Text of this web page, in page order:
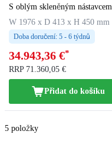
S oblým skleněným nástavcem
W 1976 x D 413 x H 450 mm
Doba doručení:5 - 6 týdnů
34.943,36 €*
RRP 71.360,05 €
Přidat do košíku
5 položky